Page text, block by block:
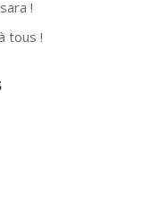
!
tous !